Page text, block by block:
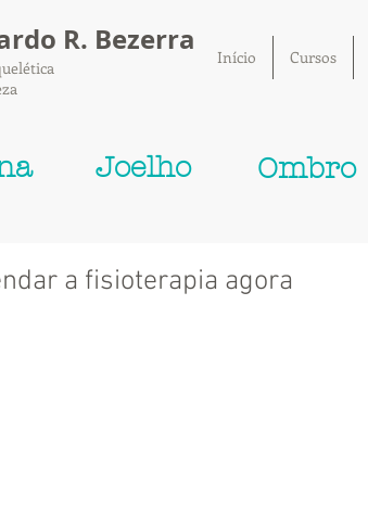
R. Bezerra Início Cursos
Joelho Ombro
a fisioterapia agora